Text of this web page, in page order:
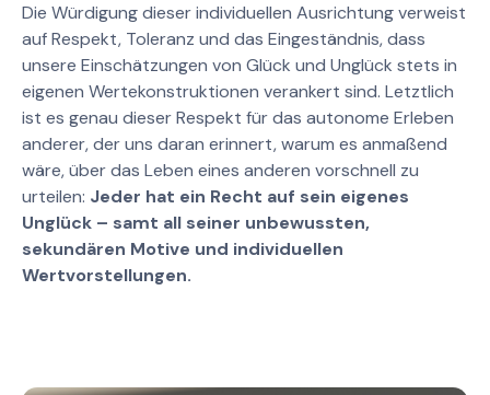
Die Würdigung dieser individuellen Ausrichtung verweist
auf Respekt, Toleranz und das Eingeständnis, dass
unsere Einschätzungen von Glück und Unglück stets in
eigenen Wertekonstruktionen verankert sind. Letztlich
ist es genau dieser Respekt für das autonome Erleben
anderer, der uns daran erinnert, warum es anmaßend
wäre, über das Leben eines anderen vorschnell zu
urteilen: Jeder hat ein Recht auf sein eigenes
Unglück – samt all seiner unbewussten,
sekundären Motive und individuellen
Wertvorstellungen.